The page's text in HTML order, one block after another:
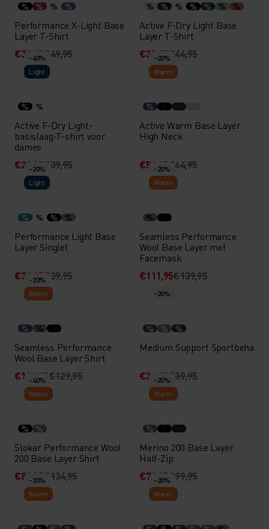
% % % %
Performance X-Light Base
Layer T-Shirt
€39,95€49,95
% % % % % % %
Active F-Dry Light Base
Layer T-Shirt
€35,95€44,95
-40%
Light
% %
Active F-Dry Light-
basislaag-T-shirt voor
dames
€23,95€39,95
-20%
Warm
%
Active Warm Base Layer
High Neck
€51,95€64,95
-20%
Light
% % % %
Performance Light Base
Layer Singlet
€31,95€39,95
-20%
Warm
%
Seamless Performance
Wool Base Layer met
Facemask
€111,95€139,95
-20%
Warm
% %
Seamless Performance
Wool Base Layer Shirt
€103,95€129,95
-20%
% % %
Medium Support Sportbeha
€31,95€39,95
-40%
Warm
% %
Slokar Performance Wool
200 Base Layer Shirt
€80,95€134,95
-20%
Warm
%
Merino 200 Base Layer
Half-Zip
€79,95€99,95
-20%
Warm
-20%
Warm